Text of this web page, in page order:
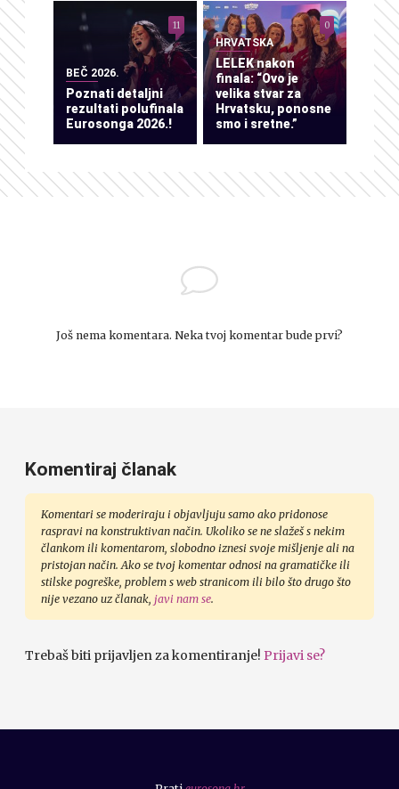
BEČ 2026.
Poznati detaljni
rezultati polufinala
Eurosonga 2026.!
11
HRVATSKA
LELEK nakon
finala: “Ovo je
velika stvar za
Hrvatsku, ponosne
smo i sretne.”
0
Još nema komentara. Neka tvoj komentar bude prvi?
Komentiraj članak
Komentari se moderiraju i objavljuju samo ako pridonose
raspravi na konstruktivan način. Ukoliko se ne slažeš s nekim
člankom ili komentarom, slobodno iznesi svoje mišljenje ali na
pristojan način. Ako se tvoj komentar odnosi na gramatičke ili
stilske pogreške, problem s web stranicom ili bilo što drugo što
nije vezano uz članak, javi nam se.
Trebaš biti prijavljen za komentiranje! Prijavi se?